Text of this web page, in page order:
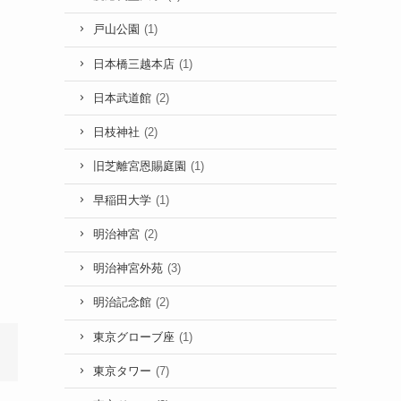
戸山公園 (1)
日本橋三越本店 (1)
日本武道館 (2)
日枝神社 (2)
旧芝離宮恩賜庭園 (1)
早稲田大学 (1)
明治神宮 (2)
明治神宮外苑 (3)
明治記念館 (2)
東京グローブ座 (1)
東京タワー (7)